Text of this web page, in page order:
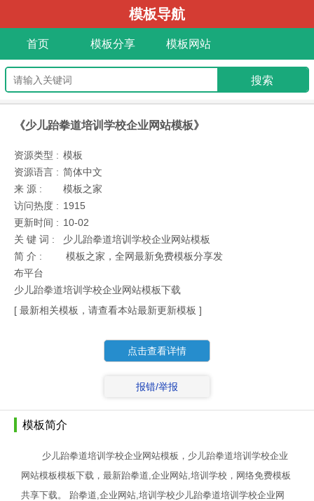
模板导航
首页 模板分享 模板网站
《少儿跆拳道培训学校企业网站模板》
资源类型 : 模板
资源语言 : 简体中文
来 源 :
模板之家
访问热度 : 1915
更新时间 : 10-02
关 键 词 :
少儿跆拳道培训学校企业网站模板
简 介 :
模板之家，全网最新免费模板分享发
布平台
少儿跆拳道培训学校企业网站模板下载
[ 最新相关模板，请查看本站最新更新模板 ]
点击查看详情
报错/举报
模板简介
少儿跆拳道培训学校企业网站模板，少儿跆拳道培训学校企业
网站模板模板下载，最新跆拳道,企业网站,培训学校，网络免费模板
共享下载。 跆拳道,企业网站,培训学校少儿跆拳道培训学校企业网